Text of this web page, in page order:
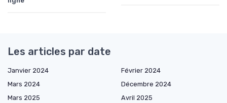
Les articles par date
Janvier 2024
Février 2024
Mars 2024
Décembre 2024
Mars 2025
Avril 2025